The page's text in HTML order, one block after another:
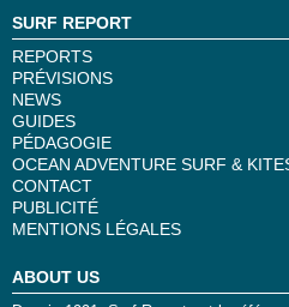
SURF REPORT
REPORTS
PRÉVISIONS
NEWS
GUIDES
PÉDAGOGIE
OCEAN ADVENTURE SURF &
CONTACT
PUBLICITÉ
MENTIONS LÉGALES
ABOUT US